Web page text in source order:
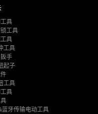
具
工具
具
工具
手
起子
工具
具
蓝牙传输电动工具